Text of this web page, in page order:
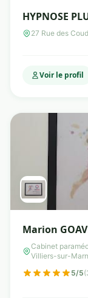
HYPNOSE
27 Rue des
Voir le profil
Marion
et
sur-Marne
Cabinet
Villiers-sur-
5/5